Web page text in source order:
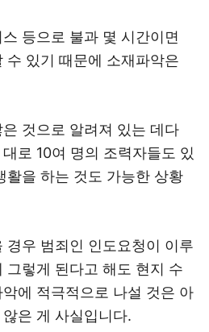
등으로 불과 몇 시간이면
수 있기 때문에 소재파악은
것으로 알려져 있는 데다
로 10여 명의 조력자들도 있
활을 하는 것도 가능한 상황
경우 범죄인 인도요청이 이루
그렇게 된다고 해도 현지 수
에 적극적으로 나설 것은 아
은 게 사실입니다.